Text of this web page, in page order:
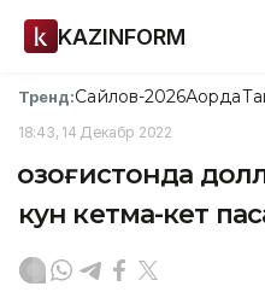
KAZINFORM
Тренд:Сайлов-2026Ақорда
18:43, 14 Декабр 2022
Қозоғистонда
кун кетма-кет